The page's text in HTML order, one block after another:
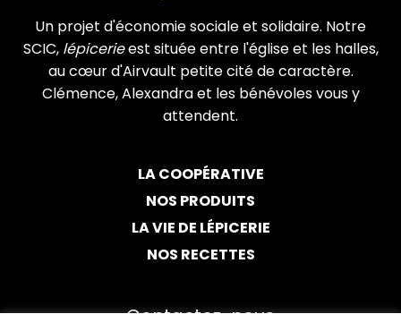
Un projet d'économie sociale et solidaire. Notre
SCIC, lépicerieest située entre l'église et les halles,
au cœur d'Airvault petite cité de caractère.
Clémence, Alexandra et les bénévoles vous y
attendent.
LA COOPÉRATIVE
NOS PRODUITS
LA VIE DE LÉPICERIE
NOS RECETTES